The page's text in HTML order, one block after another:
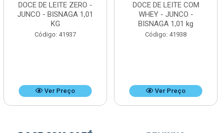
DOCE DE LEITE ZERO -
JUNCO - BISNAGA 1,01
KG
Código: 41937
Ver Preço
DOCE DE LEITE COM
WHEY - JUNCO -
BISNAGA 1,01 kg
Código: 41938
Ver Preço